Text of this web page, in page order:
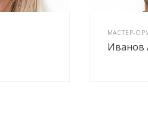
МАСТЕР-
Иванов